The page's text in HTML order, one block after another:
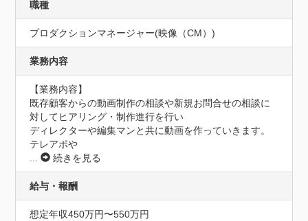
職種
プロダクションマネージャー(映像（CM）)
業務内容
【業務内容】
既存顧客からの動画制作の相談や新規お問合せの相談に
対してヒアリング・制作進行を行い
ディレクターや編集マンと共に動画を作っていきます。
テレアポや
...
続きを見る
給与・報酬
想定年収450万円〜550万円